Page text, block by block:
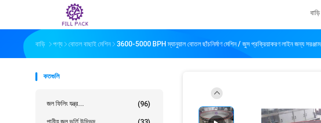
বাড়ি
বাড়ি পণ্য বোতল বাছাই মেশিন 3600-5000 BPH ম্যানুয়াল বোতল ছাঁচনির্মাণ মেশিন / জুস প্রক্রিয়াকরণ লাইন জন্য সরঞ্জাম
কতগুলি
জল ফিলিং যন্ত্র... (96)